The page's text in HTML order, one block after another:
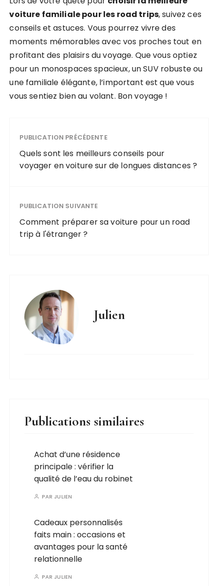
voiture familiale pour les road trips, suivez ces
conseils et astuces. Vous pourrez vivre des
moments mémorables avec vos proches tout en
profitant des plaisirs du voyage. Que vous optiez
pour un monospaces spacieux, un SUV robuste ou
une familiale élégante, l’important est que vous
vous sentiez bien au volant. Bon voyage !
PUBLICATION PRÉCÉDENTE
Quels sont les meilleurs conseils pour
voyager en voiture sur de longues distances ?
PUBLICATION SUIVANTE
Comment préparer sa voiture pour un road
trip à l'étranger ?
Julien
Publications similaires
Achat d’une résidence
principale : vérifier la
qualité de l’eau du robinet
PAR JULIEN
Cadeaux personnalisés
faits main : occasions et
avantages pour la santé
relationnelle
PAR JULIEN